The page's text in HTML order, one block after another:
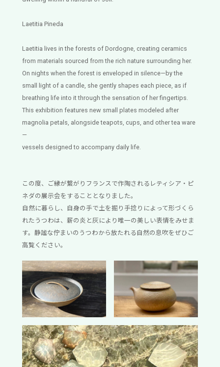
Laetitia Pineda
Laetitia lives in the forests of Dordogne, creating ceramics
from materials sourced from the rich nature surrounding her.
On nights when the forest is enveloped in silence—by the
small light of a candle, she gently shapes each piece, as if
breathing life into it through the sensation of her fingertips.
This exhibition features new small plates modeled after
magnolia petals, alongside teapots, cups, and other tea ware
—
vessels designed to accompany daily life.
この度、ご縁が繋がりフランスで作陶されるレティシア・ピ
ネダの展示会をすることとなりました。
自然に暮らし、自身の手で土を掘り手捻りによって形づくら
れたうつわは、薪の炎と灰により唯一の美しい表情をみせま
す。静謐な佇まいのうつわから放たれる自然の息吹をぜひご
高覧ください。